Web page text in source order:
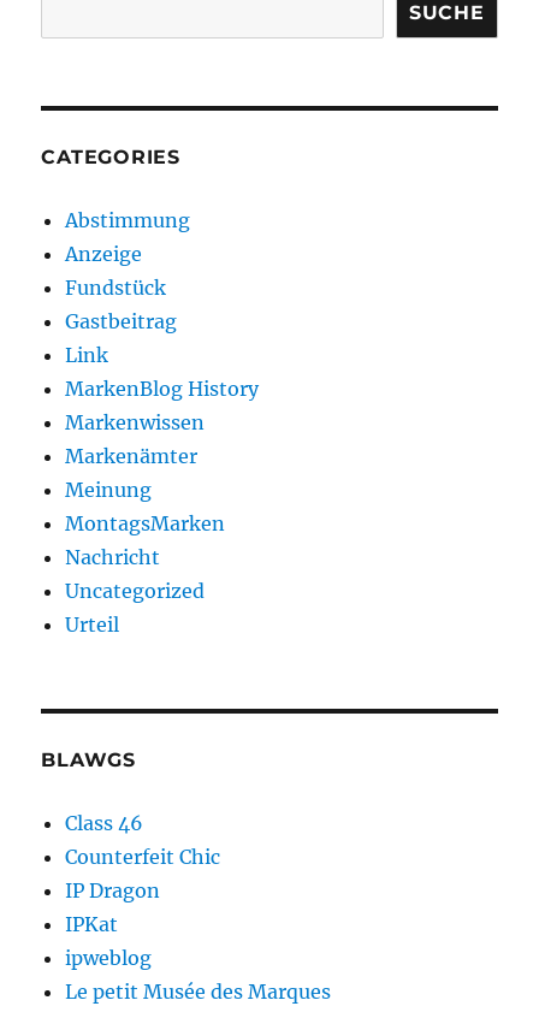
SUCHE
CATEGORIES
Abstimmung
Anzeige
Fundstück
Gastbeitrag
Link
MarkenBlog History
Markenwissen
Markenämter
Meinung
MontagsMarken
Nachricht
Uncategorized
Urteil
BLAWGS
Class 46
Counterfeit Chic
IP Dragon
IPKat
ipweblog
Le petit Musée des Marques